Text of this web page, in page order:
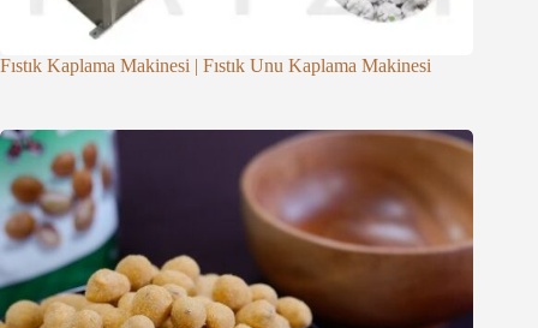
Fıstık Kaplama Makinesi | Fıstık Unu Kaplama Makinesi